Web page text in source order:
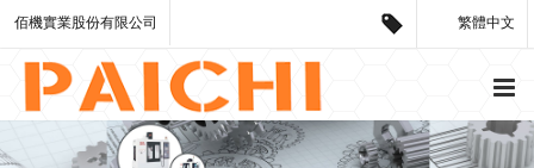
繁體中文
佰機實業股份有限公司